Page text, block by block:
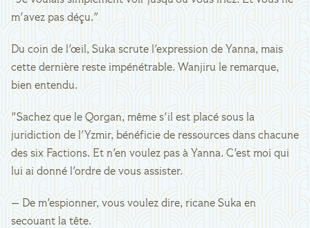
m'avez pas déçu."
Du coin de l'œil, Suka scrute l'expression de Yanna, mais
cette dernière reste impénétrable. Wanjiru le remarque,
bien entendu.
"Sachez que le Qorgan, même s'il est placé sous la
juridiction de l'Yzmir, bénéficie de ressources dans chacune
des six Factions. Et n'en voulez pas à Yanna. C'est moi qui
lui ai donné l'ordre de vous assister.
— De m'espionner, vous voulez dire, ricane Suka en
secouant la tête.